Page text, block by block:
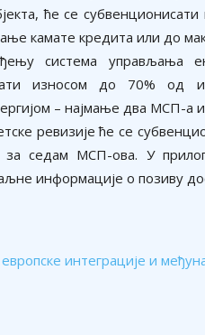
ће се
камате кредита или до
система
износом до 70% од
– најмање два МСП-а и
ревизије ће се
седам МСП-ова. У
информације о позиву
интеграције и